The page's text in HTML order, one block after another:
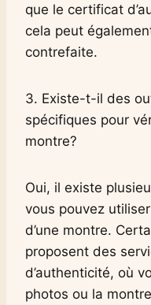
que le certificat
cela peut
contrefaite.
3. Existe-t-il des
spécifiques pour
montre?
Oui, il existe
vous pouvez
d’une montre.
proposent des
d’authenticité, où
photos ou la